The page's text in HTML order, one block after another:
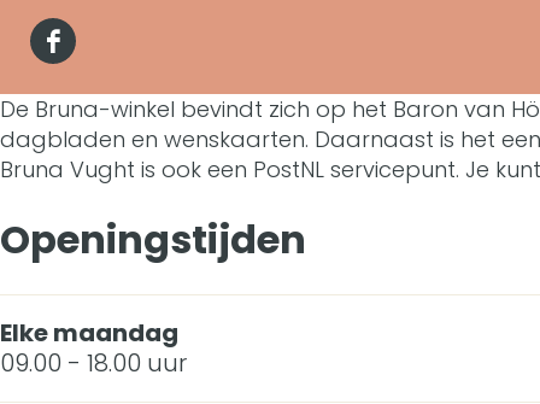
n
a
V
u
g
u
n
V
u
g
r
u
a
V
u
a
V
g
h
t
B
r
n
a
V
F
a
c
b
o
o
k
De Bruna-winkel bevindt zich op het Baron van
dagbladen en wenskaarten. Daarnaast is het
Bruna Vught is ook een PostNL servicepunt. Je
Openingstijden
Elke maandag
09.00 - 18.00 uur